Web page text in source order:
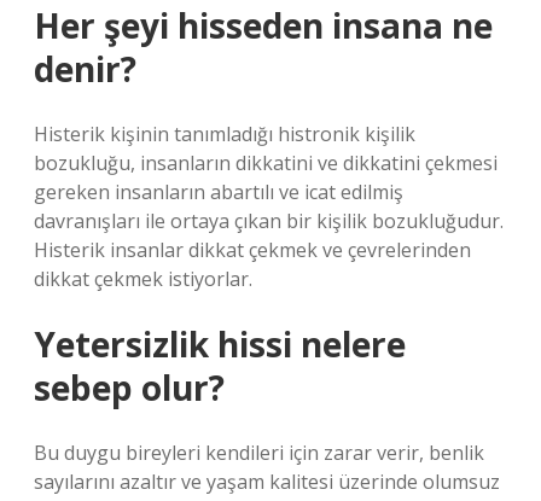
Her şeyi hisseden insana ne
denir?
Histerik kişinin tanımladığı histronik kişilik
bozukluğu, insanların dikkatini ve dikkatini çekmesi
gereken insanların abartılı ve icat edilmiş
davranışları ile ortaya çıkan bir kişilik bozukluğudur.
Histerik insanlar dikkat çekmek ve çevrelerinden
dikkat çekmek istiyorlar.
Yetersizlik hissi nelere
sebep olur?
Bu duygu bireyleri kendileri için zarar verir, benlik
sayılarını azaltır ve yaşam kalitesi üzerinde olumsuz